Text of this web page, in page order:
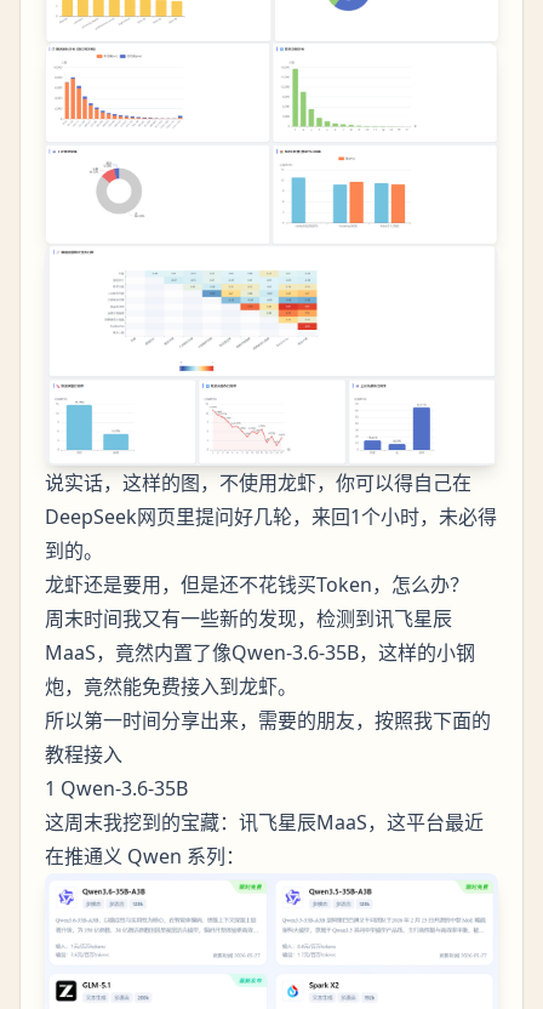
说实话，这样的图，不使用龙虾，你可以得自己在
DeepSeek网页里提问好几轮，来回1个小时，未必得
到的。
龙虾还是要用，但是还不花钱买Token，怎么办？
周末时间我又有一些新的发现，检测到讯飞星辰
MaaS，竟然内置了像Qwen-3.6-35B，这样的小钢
炮，竟然能免费接入到龙虾。
所以第一时间分享出来，需要的朋友，按照我下面的
教程接入
1 Qwen-3.6-35B
这周末我挖到的宝藏：讯飞星辰MaaS，这平台最近
在推通义 Qwen 系列：